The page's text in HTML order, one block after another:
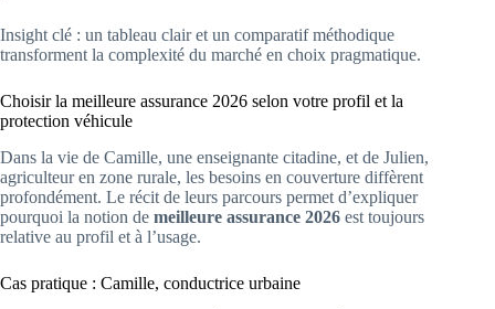
Insight clé : un tableau clair et un comparatif méthodique
transforment la complexité du marché en choix pragmatique.
Choisir la meilleure assurance 2026 selon votre profil et la
protection véhicule
Dans la vie de Camille, une enseignante citadine, et de Julien,
agriculteur en zone rurale, les besoins en couverture diffèrent
profondément. Le récit de leurs parcours permet d’expliquer
pourquoi la notion de meilleure assurance 2026 est toujours
relative au profil et à l’usage.
Cas pratique : Camille, conductrice urbaine